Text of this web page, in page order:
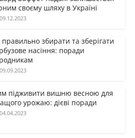
своєму шляху в Україні
09.12.2023
правильно збирати та зберігати
насіння: поради
09.09.2023
підживити вишню весною для
урожаю: дієві поради
04.04.2023